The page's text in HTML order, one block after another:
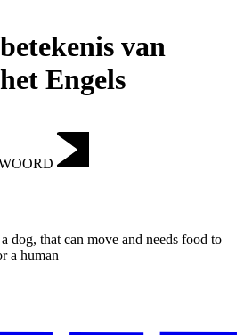
van
Engels
dog, that can move and needs food to
a human